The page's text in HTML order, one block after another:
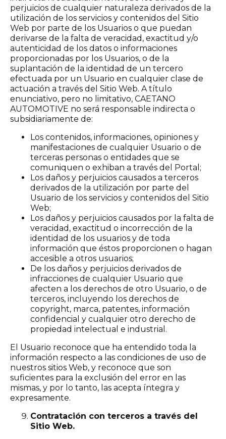
perjuicios de cualquier naturaleza derivados de la
utilización de los servicios y contenidos del Sitio
Web por parte de los Usuarios o que puedan
derivarse de la falta de veracidad, exactitud y/o
autenticidad de los datos o informaciones
proporcionadas por los Usuarios, o de la
suplantación de la identidad de un tercero
efectuada por un Usuario en cualquier clase de
actuación a través del Sitio Web. A título
enunciativo, pero no limitativo, CAETANO
AUTOMOTIVE no será responsable indirecta o
subsidiariamente de:
Los contenidos, informaciones, opiniones y
manifestaciones de cualquier Usuario o de
terceras personas o entidades que se
comuniquen o exhiban a través del Portal;
Los daños y perjuicios causados a terceros
derivados de la utilización por parte del
Usuario de los servicios y contenidos del Sitio
Web;
Los daños y perjuicios causados por la falta de
veracidad, exactitud o incorrección de la
identidad de los usuarios y de toda
información que éstos proporcionen o hagan
accesible a otros usuarios;
De los daños y perjuicios derivados de
infracciones de cualquier Usuario que
afecten a los derechos de otro Usuario, o de
terceros, incluyendo los derechos de
copyright, marca, patentes, información
confidencial y cualquier otro derecho de
propiedad intelectual e industrial.
El Usuario reconoce que ha entendido toda la
información respecto a las condiciones de uso de
nuestros sitios Web, y reconoce que son
suficientes para la exclusión del error en las
mismas, y por lo tanto, las acepta íntegra y
expresamente.
Contratación con terceros a través del
Sitio Web.